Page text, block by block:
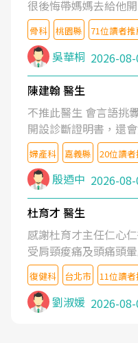
很後悔帶媽媽去給他開
骨科 桃園縣 71位讀者推
吳華桐 2026-
陳建翰 醫生
不推此醫生 會言語挑
開設診斷證明書，還
婦產科 嘉義縣 20位讀者
殷迺中 2026-
杜育才 醫生
感謝杜育才主任仁心
受肩頸痠痛及頭痛頭
檢查,也嘗試過西醫打
沒有用,後來連吃到嗎
症狀,沒多久就痛起來,
台灣親友介紹忠孝醫
復健科 台北市 11位讀者
劉淑媛 2026-